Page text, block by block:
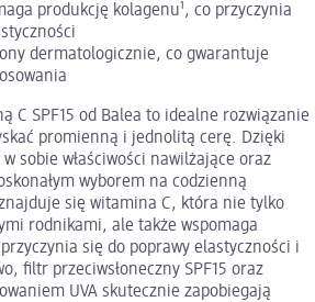
produkcję kolagenu¹, co przyczynia
dermatologicznie, co gwarantuje
C SPF15 od Balea to idealne rozwiązanie
promienną i jednolitą cerę. Dzięki
sobie właściwości nawilżające oraz
wyborem na codzienną
się witamina C, która nie tylko
rodnikami, ale także wspomaga
się do poprawy elastyczności i
filtr przeciwsłoneczny SPF15 oraz
UVA skutecznie zapobiegają